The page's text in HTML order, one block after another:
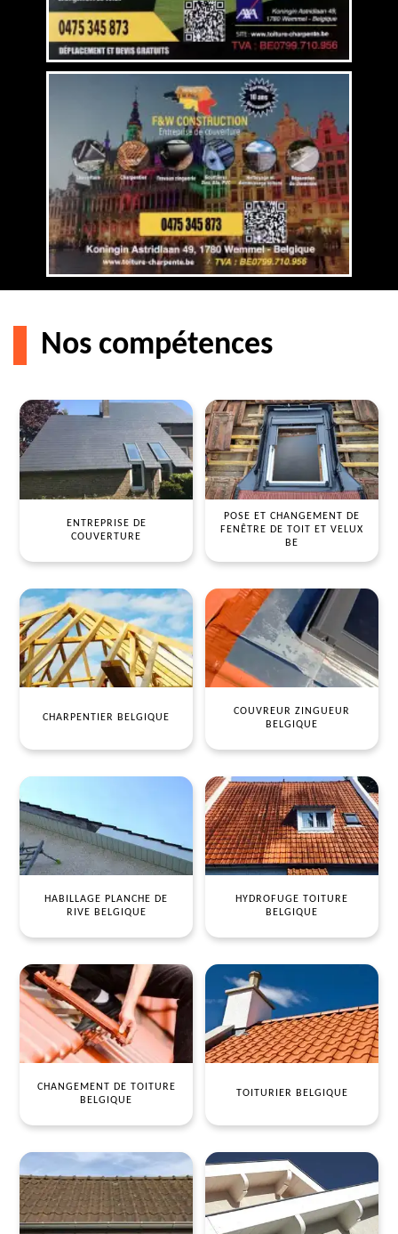
Nos compétences
ENTREPRISE DE
COUVERTURE
POSE ET CHANGEMENT DE
FENÊTRE DE TOIT ET VELUX
BE
CHARPENTIER BELGIQUE
COUVREUR ZINGUEUR
BELGIQUE
HABILLAGE PLANCHE DE
RIVE BELGIQUE
HYDROFUGE TOITURE
BELGIQUE
CHANGEMENT DE TOITURE
BELGIQUE
TOITURIER BELGIQUE